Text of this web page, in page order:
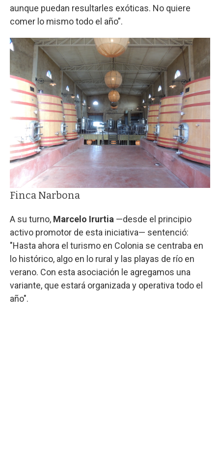
aunque puedan resultarles exóticas. No quiere
comer lo mismo todo el año”.
Finca Narbona
A su turno, Marcelo Irurtia —desde el principio
activo promotor de esta iniciativa— sentenció:
"Hasta ahora el turismo en Colonia se centraba en
lo histórico, algo en lo rural y las playas de río en
verano. Con esta asociación le agregamos una
variante, que estará organizada y operativa todo el
año".